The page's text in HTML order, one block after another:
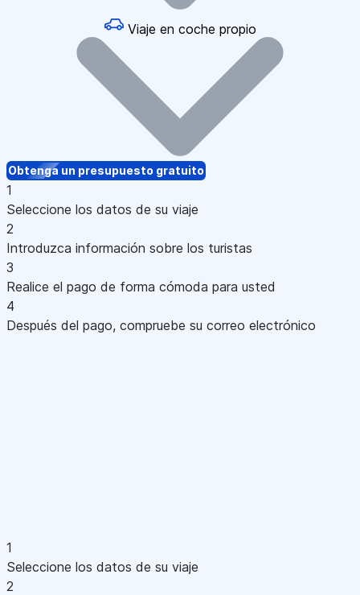
Viaje en coche propio
Obtenga un presupuesto gratuito
1
Seleccione los datos de su viaje
2
Introduzca información sobre los turistas
3
Realice el pago de forma cómoda para usted
4
Después del pago, compruebe su correo electrónico
1
Seleccione los datos de su viaje
2